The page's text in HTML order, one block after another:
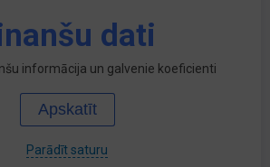
dati
informācija un galvenie koeficienti
Apskatīt
Parādīt saturu